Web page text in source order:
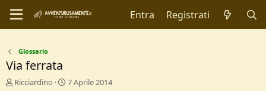
Entra Registrati
Glossario
Via ferrata
C
Ricciardino
D
7 Aprile 2014